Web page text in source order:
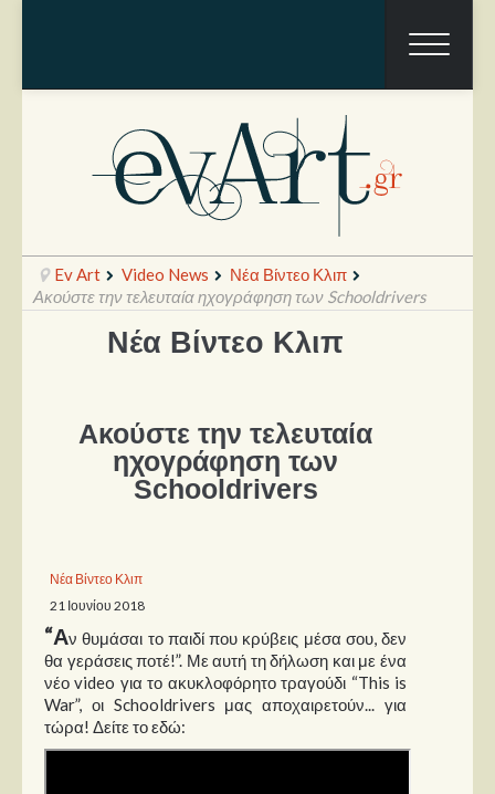
Ραπόρτο
Θέατρο
Συνεντεύξεις
Σειρές
Ταινίες
Βιβλία
Video News
Ev Art Video News
Νέα Βίντεο Κλιπ
Ακούστε την τελευταία ηχογράφηση των Schooldrivers
Νέα Βίντεο Κλιπ
Ακούστε την τελευταία
ηχογράφηση των
Schooldrivers
Νέα Βίντεο Κλιπ
21 Ιουνίου 2018
“Αν θυμάσαι το παιδί που κρύβεις μέσα σου, δεν
θα γεράσεις ποτέ!”. Με αυτή τη δήλωση και με ένα
νέο video για το ακυκλοφόρητο τραγούδι “This is
War”, οι Schooldrivers μας αποχαιρετούν... για
τώρα! Δείτε το εδώ: